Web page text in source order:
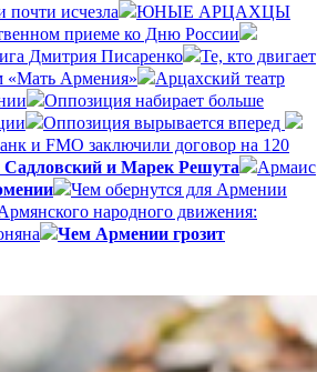
исчезла
ЮНЫЕ АРЦАХЦЫ
приеме ко Дню России
Дмитрия Писаренко
Те, кто двигает
«Мать Армения»
Арцахский театр
Оппозиция набирает больше
Оппозиция вырывается вперед
и FMO заключили договор на 120
и Марек Решута
Армаис
Чем обернутся для Армении
народного движения:
Чем Армении грозит